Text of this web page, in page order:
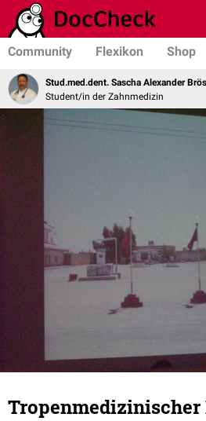
Community Flexikon Shop
Stud.med.dent. Sascha Alexander
Student/in der Zahnmedizin
Tropenmedizinischer